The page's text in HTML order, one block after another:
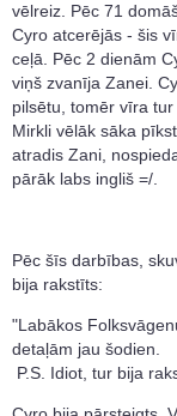
vēlreiz. Pēc 71
Cyro atcerējās - šis
ceļā. Pēc 2 dienām
viņš zvanīja Zanei.
pilsētu, tomēr vīra tur
Mirkli vēlāk sāka
atradis Zani,
pārāk labs ingliš =/.
Pēc šīs darbības,
bija rakstīts:
"Labākos
detaļām jau šodien.
P.S. Idiot, tur bija